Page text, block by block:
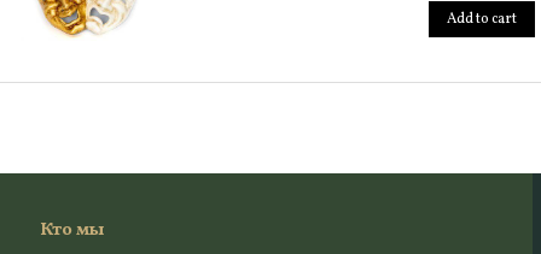
Add to cart
Кто мы